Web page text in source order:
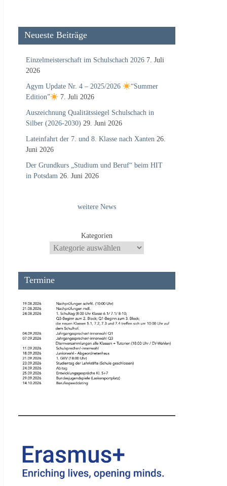
Neueste Beiträge
Einzelmeisterschaft im Schulschach 2026 7. Juli
2026
Agym Update Nr. 4 – 2025/2026
“Summer
Edition”
7. Juli 2026
Auszeichnung Qualitätssiegel Schulschach in
Silber (2026-2030) 29. Juni 2026
Lateinfahrt der 7. und 8. Klasse nach Xanten 26.
Juni 2026
Der Grundkurs „Studium und Beruf“ beim HIT
in Potsdam 26. Juni 2026
weitere News
Kategorien
Termine